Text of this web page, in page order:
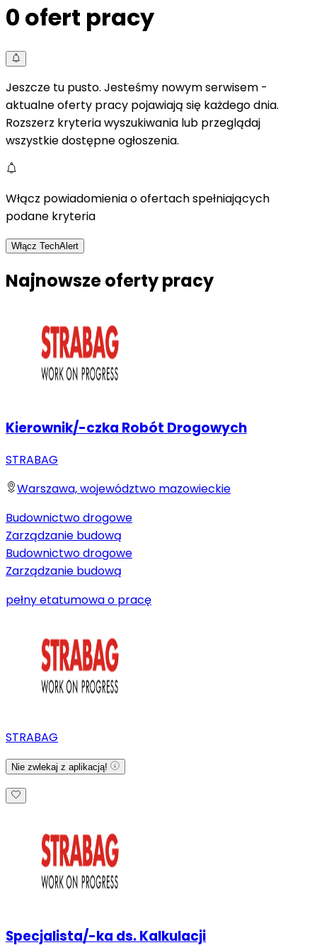
0 ofert pracy
Jeszcze tu pusto. Jesteśmy nowym serwisem -
aktualne oferty pracy pojawiają się każdego dnia.
Rozszerz kryteria wyszukiwania lub przeglądaj
wszystkie dostępne ogłoszenia.
Włącz powiadomienia o ofertach spełniających
podane kryteria
Włącz TechAlert
Najnowsze oferty pracy
Kierownik/-czka Robót Drogowych
STRABAG
Warszawa, województwo mazowieckie
Budownictwo drogowe
Zarządzanie budową
Budownictwo drogowe
Zarządzanie budową
pełny etatumowa o pracę
STRABAG
Nie zwlekaj z aplikacją!
Specjalista/-ka ds. Kalkulacji